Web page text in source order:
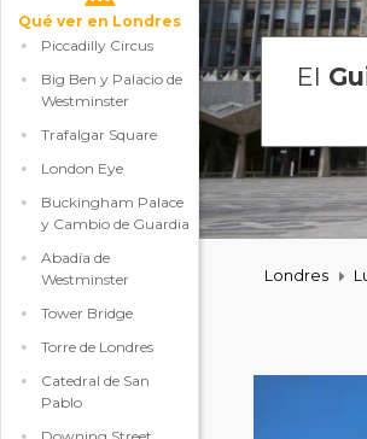
Qué ver en Londres
Piccadilly Circus
Big Ben y Palacio de
Westminster
Trafalgar Square
London Eye
Buckingham Palace
y Cambio de Guardia
Abadía de
Westminster
Tower Bridge
Torre de Londres
Catedral de San
Pablo
El
Londres